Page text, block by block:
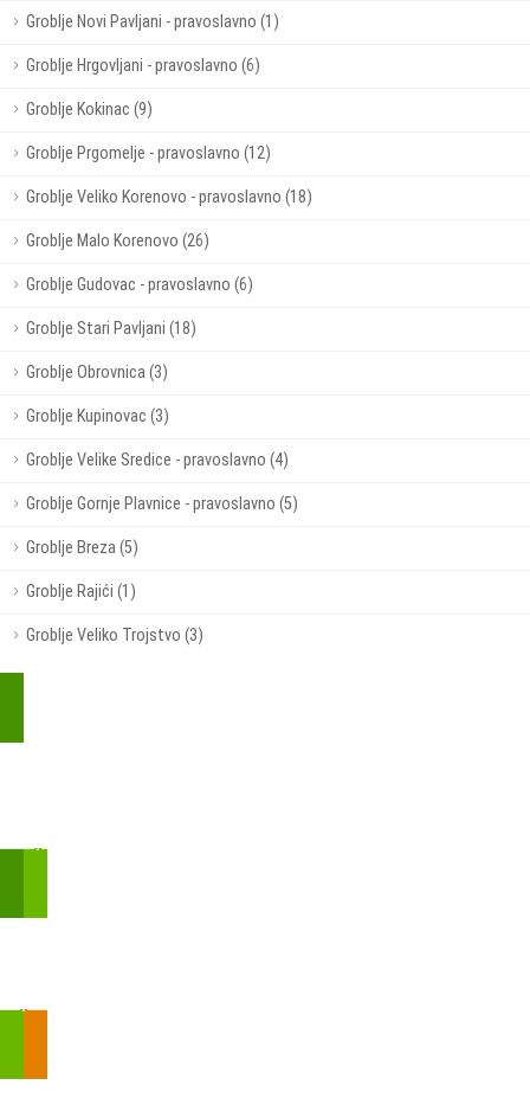
Groblje Novi Pavljani - pravoslavno (1)
Groblje Hrgovljani - pravoslavno (6)
Groblje Kokinac (9)
Groblje Prgomelje - pravoslavno (12)
Groblje Veliko Korenovo - pravoslavno (18)
Groblje Malo Korenovo (26)
Groblje Gudovac - pravoslavno (6)
Groblje Stari Pavljani (18)
Groblje Obrovnica (3)
Groblje Kupinovac (3)
Groblje Velike Sredice - pravoslavno (4)
Groblje Gornje Plavnice - pravoslavno (5)
Groblje Breza (5)
Groblje Rajići (1)
Groblje Veliko Trojstvo (3)